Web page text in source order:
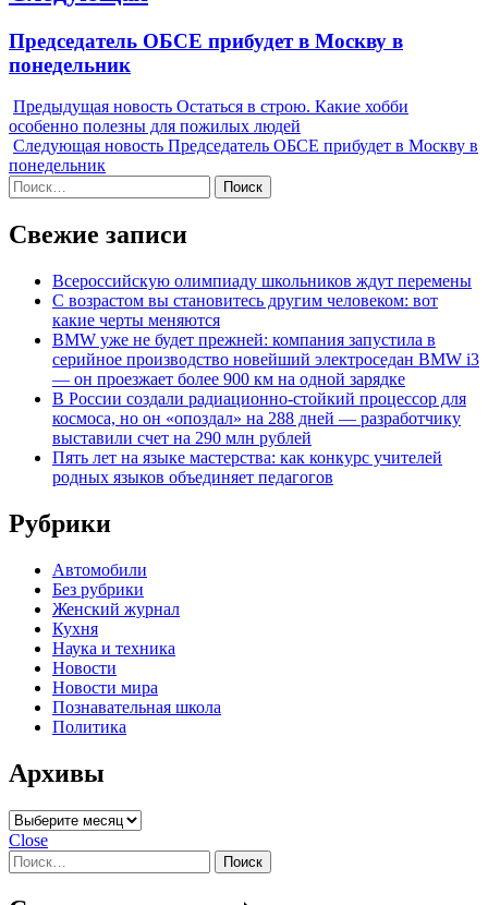
Next
post:
Председатель ОБСЕ прибудет в Москву в
понедельник
Предыдущая новость Остаться в строю. Какие хобби
особенно полезны для пожилых людей
Следующая новость Председатель ОБСЕ прибудет в Москву в
понедельник
Найти:
Свежие записи
Всероссийскую олимпиаду школьников ждут перемены
С возрастом вы становитесь другим человеком: вот
какие черты меняются
BMW уже не будет прежней: компания запустила в
серийное производство новейший электроседан BMW i3
— он проезжает более 900 км на одной зарядке
В России создали радиационно-стойкий процессор для
космоса, но он «опоздал» на 288 дней — разработчику
выставили счет на 290 млн рублей
Пять лет на языке мастерства: как конкурс учителей
родных языков объединяет педагогов
Рубрики
Автомобили
Без рубрики
Женский журнал
Кухня
Наука и техника
Новости
Новости мира
Познавательная школа
Политика
Архивы
Архивы
Close
Найти: